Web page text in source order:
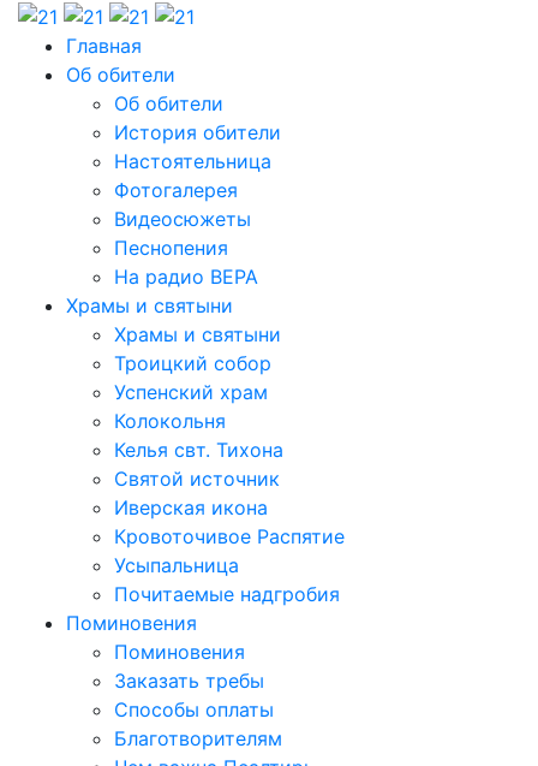
Главная
Об обители
Об обители
История обители
Настоятельница
Фотогалерея
Видеосюжеты
Песнопения
На радио ВЕРА
Храмы и святыни
Храмы и святыни
Троицкий собор
Успенский храм
Колокольня
Келья свт. Тихона
Святой источник
Иверская икона
Кровоточивое Распятие
Усыпальница
Почитаемые надгробия
Поминовения
Поминовения
Заказать требы
Способы оплаты
Благотворителям